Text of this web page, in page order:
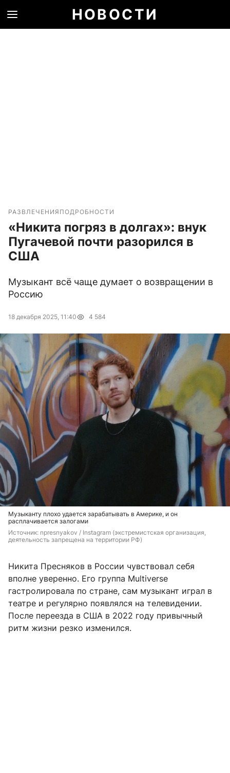
НОВОСТИ
РАЗВЛЕЧЕНИЯ ПОДРОБНОСТИ
«Никита погряз в долгах»: внук
Пугачевой почти разорился в
США
Музыкант всё чаще думает о возвращении в
Россию
18 декабря 2025, 11:40 4 584
Музыканту плохо удается зарабатывать в Америке, и он
расплачивается залогами
Источник: npresnyakov / Instagram (экстремистская организация,
деятельность запрещена на территории РФ)
Никита Пресняков в России чувствовал себя
вполне уверенно. Его группа Multiverse
гастролировала по стране, сам музыкант играл в
театре и регулярно появлялся на телевидении.
После переезда в США в 2022 году привычный
ритм жизни резко изменился.